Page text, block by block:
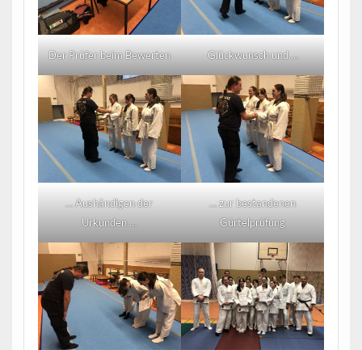
Der Prüfer beim Bewerten Glückwunsch und …
… Aushändigen der
Urkunden …
… zur bestandenen
Gürtelprüfung